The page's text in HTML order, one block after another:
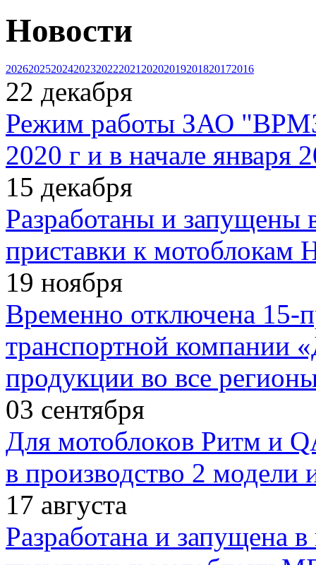
Новости
202620252024202320222021 20202019201820172016
22 декабря
Режим работы ЗАО
2020 г и в начале января
15 декабря
Разработаны и запущены
приставки к
19 ноября
Временно отключена 15-
транспортной компании
продукции во все
03 сентября
Для мотоблоков Ритм и
в производство 2 модели
17 августа
Разработана и запущена